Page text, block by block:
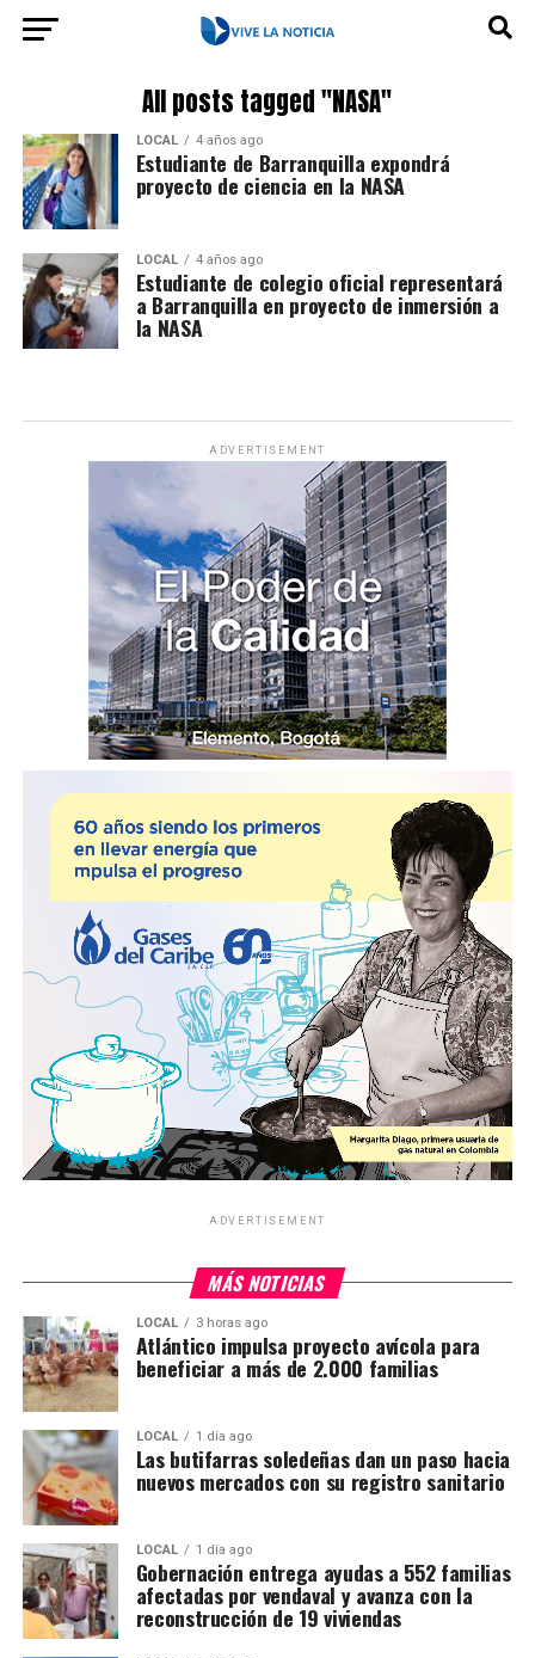
All posts tagged "NASA"
LOCAL 4 años ago
Estudiante de Barranquilla expondrá
proyecto de ciencia en la NASA
LOCAL 4 años ago
Estudiante de colegio oficial representará
a Barranquilla en proyecto de inmersión a
la NASA
ADVERTISEMENT
ADVERTISEMENT
MÁS NOTICIAS
LOCAL 3 horas ago
Atlántico impulsa proyecto avícola para
beneficiar a más de 2.000 familias
LOCAL 1 día ago
Las butifarras soledeñas dan un paso hacia
nuevos mercados con su registro sanitario
LOCAL 1 día ago
Gobernación entrega ayudas a 552 familias
afectadas por vendaval y avanza con la
reconstrucción de 19 viviendas